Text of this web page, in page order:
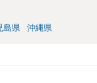
島県 沖縄県